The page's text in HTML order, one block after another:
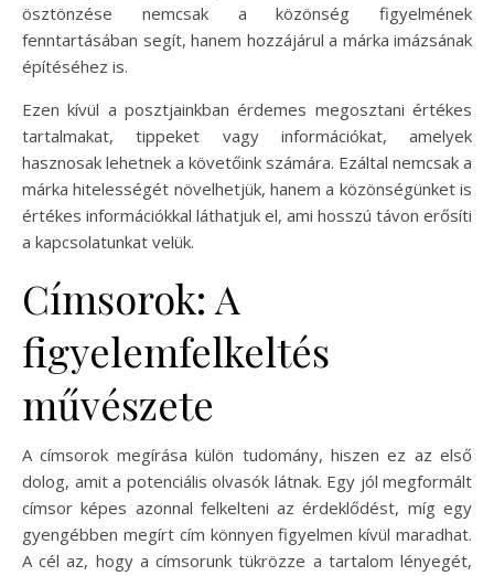
ösztönzése nemcsak a közönség figyelmének
fenntartásában segít, hanem hozzájárul a márka imázsának
építéséhez is.
Ezen kívül a posztjainkban érdemes megosztani értékes
tartalmakat, tippeket vagy információkat, amelyek
hasznosak lehetnek a követőink számára. Ezáltal nemcsak a
márka hitelességét növelhetjük, hanem a közönségünket is
értékes információkkal láthatjuk el, ami hosszú távon erősíti
a kapcsolatunkat velük.
Címsorok: A
figyelemfelkeltés
művészete
A címsorok megírása külön tudomány, hiszen ez az első
dolog, amit a potenciális olvasók látnak. Egy jól megformált
címsor képes azonnal felkelteni az érdeklődést, míg egy
gyengébben megírt cím könnyen figyelmen kívül maradhat.
A cél az, hogy a címsorunk tükrözze a tartalom lényegét,